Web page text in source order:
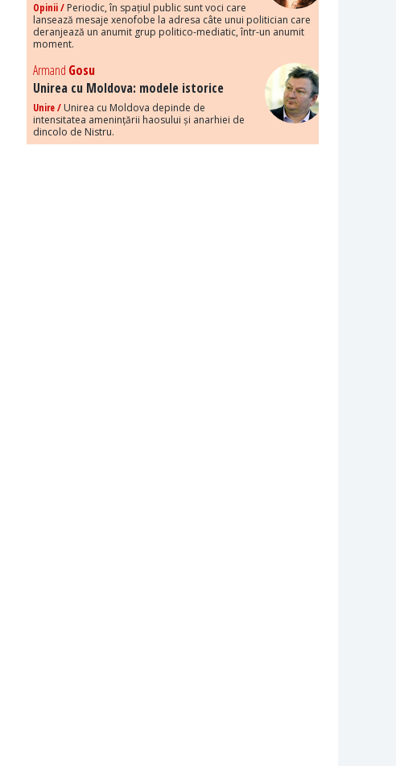
Opinii / Periodic, în spațiul public sunt voci care
lansează mesaje xenofobe la adresa câte unui politician care
deranjează un anumit grup politico-mediatic, într-un anumit
moment.
Armand Gosu
Unirea cu Moldova: modele istorice
Unire / Unirea cu Moldova depinde de
intensitatea amenințării haosului și anarhiei de
dincolo de Nistru.